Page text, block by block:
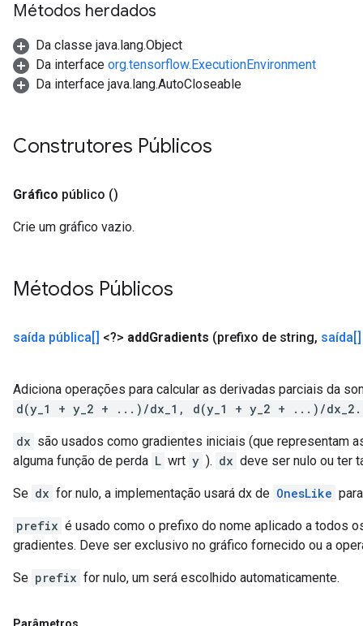
Métodos herdados
Da classe java.lang.Object
Da interface org.tensorflow.ExecutionEnvironment
Da interface java.lang.AutoCloseable
Construtores Públicos
Gráfico público ()
Crie um gráfico vazio.
Métodos Públicos
saída pública[] <?> addGradients (prefixo de string, saída[]
Adiciona operações para calcular as derivadas parciais da
d(y_1 + y_2 + ...)/dx_1, d(y_1 + y_2 + ...)/
dx são usados ​​como gradientes iniciais (que representam
alguma função de perda L wrt y ). dx deve ser nulo ou ter
Se dx for nulo, a implementação usará dx de OnesLike
prefix é usado como o prefixo do nome aplicado a todos
gradientes. Deve ser exclusivo no gráfico fornecido ou a
Se prefix for nulo, um será escolhido automaticamente.